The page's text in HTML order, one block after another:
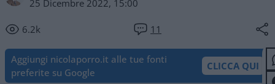
25 Dicembre 2022, 15:00
6.2k 11
Aggiungi nicolaporro.it alle tue fonti
preferite su Google
CLICCA QUI